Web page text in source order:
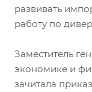
развивать
работу по
Заместитель
экономике и
зачитала